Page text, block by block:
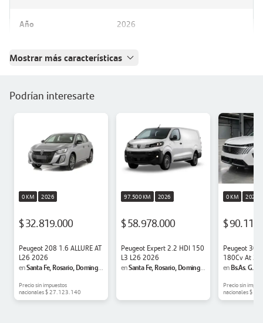
Año 2026
Mostrar más características
Podrían interesarte
0 KM 2026
$ 32.819.000
Peugeot 208 1.6 ALLURE AT
L26 2026
enSanta Fe, Rosario, Domingo
Precio sin impuestos
nacionales$ 27.123.140
97.500 KM 2026
$ 58.978.000
Peugeot Expert 2.2 HDI 150
L3 L26 2026
enSanta Fe, Rosario, Domingo
0 KM 2026
$
Peugeot
180Cv At
enBs.As.
Precio sin
nacionales$